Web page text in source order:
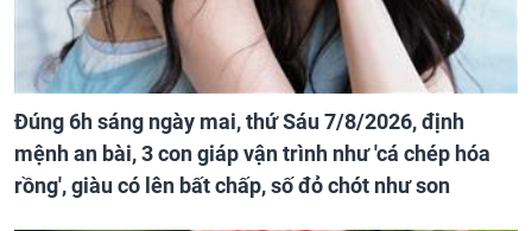
Đúng 6h sáng ngày mai, thứ Sáu 7/8/2026, định
mệnh an bài, 3 con giáp vận trình như 'cá chép hóa
rồng', giàu có lên bất chấp, số đỏ chót như son